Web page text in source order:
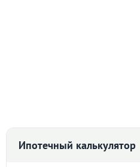
Ипотечный калькулятор